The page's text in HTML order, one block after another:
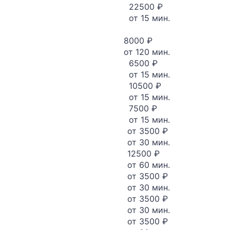
22500 ₽
от 15 мин.
8000 ₽
от 120 мин.
6500 ₽
от 15 мин.
10500 ₽
от 15 мин.
7500 ₽
от 15 мин.
от 3500 ₽
от 30 мин.
12500 ₽
от 60 мин.
от 3500 ₽
от 30 мин.
от 3500 ₽
от 30 мин.
от 3500 ₽